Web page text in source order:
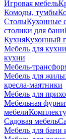
Игровая мебель
Комоды, тумбы
СтолыКухонные
столики для бани
КухняКухонный
Мебель для кухни
кухни
Мебель-
Мебель для
кресла-маятники
Мебель для
Мебельная
мебели
Садовая мебель
Мебель для бани